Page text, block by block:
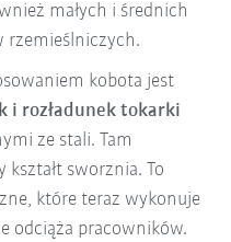
małych i średnich
rzemieślniczych.
kobota jest
i rozładunek tokarki
ze stali. Tam
sworznia. To
które teraz wykonuje
odciąża pracowników.